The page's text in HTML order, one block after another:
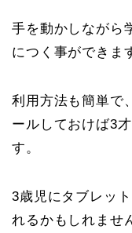
手を動かしながら
につく事ができま
利用方法も簡単で
ールしておけば3
す。
3歳児にタブレッ
れるかもしれませ